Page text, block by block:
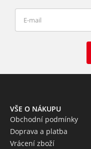
VŠE O NÁKUPU
Obchodní podmínky
Doprava a platba
Vrácení zboží